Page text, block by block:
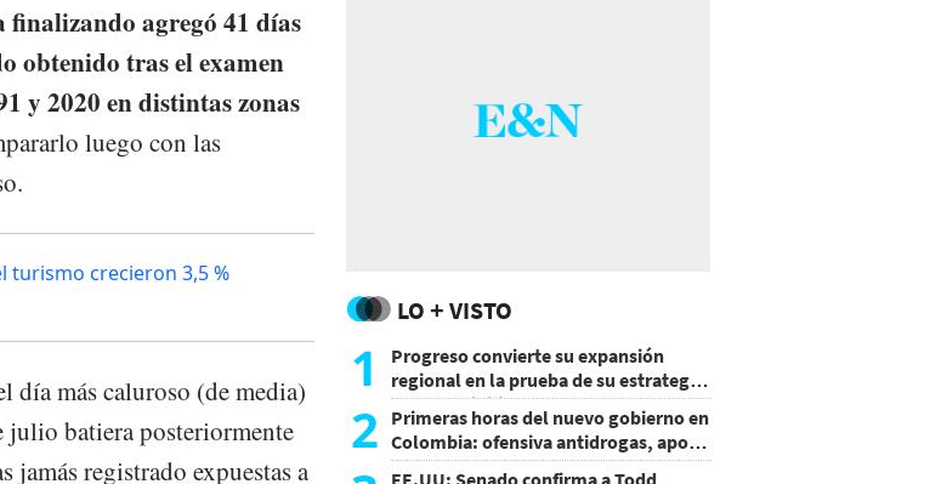
finalizando agregó 41 días
obtenido tras el examen
y 2020 en distintas zonas
luego con las
turismo crecieron 3,5 %
día más caluroso (de media)
julio batiera posteriormente
jamás registrado expuestas a
LO + VISTO
1
Progreso convierte su expansión
regional en la prueba de su estrategia
de sostenibilidad
2 Primeras horas del nuevo gobierno en
Colombia: ofensiva antidrogas, apoyo
de EE.UU. y un atentado